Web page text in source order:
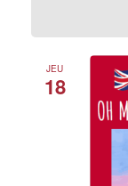
n
JEU
18